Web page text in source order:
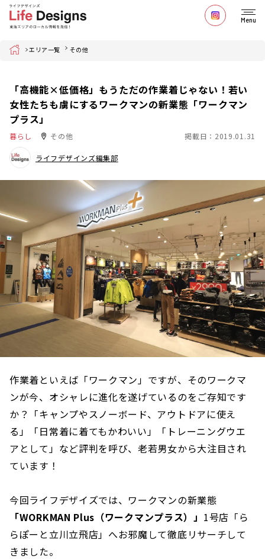
Menu
Home エリア一覧 その他
「高機能×低価格」もうただの作業着じゃない！若い
女性たちも虜にするワークマンの新業態「ワークマン
プラス」
暮らし その他 掲載日：2019.01.31
ライフデザインズ編集部
作業着といえば「ワークマン」ですが、そのワークマ
ンが今、オシャレに進化を遂げているのをご存知です
か？「キャンプやスノーボード、アウトドアに使え
る」「日常着に着てもかわいい」「トレーニングウエ
アとして」など評判を呼び、老若男女から大注目され
ています！
今回ライフデザイズでは、ワークマンの新業態
「WORKMAN Plus（ワークマンプラス）」 1号店「ら
らぽーと立川立飛店」へお邪魔して徹底リサーチして
きました。